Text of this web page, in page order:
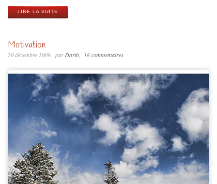
LIRE LA SUITE
Motivation
20 décembre 2009 parDarth 18 commentaires